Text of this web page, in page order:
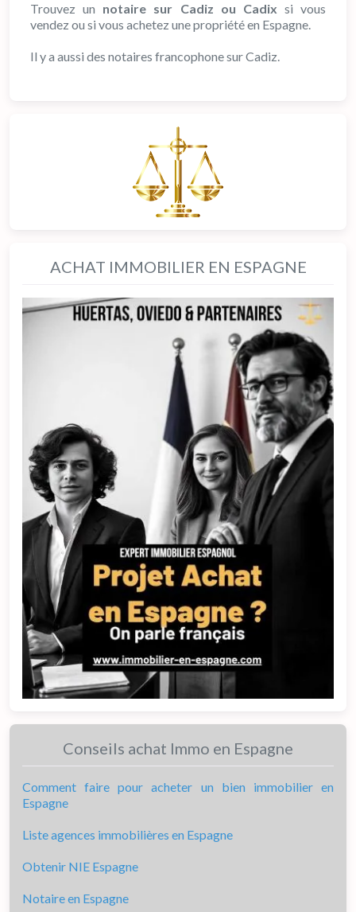
Trouvez un notaire sur Cadiz ou Cadix si vous
vendez ou si vous achetez une propriété en Espagne.
Il y a aussi des notaires francophone sur Cadiz.
ACHAT IMMOBILIER EN ESPAGNE
Conseils achat Immo en Espagne
Comment faire pour acheter un bien immobilier en
Espagne
Liste agences immobilières en Espagne
Obtenir NIE Espagne
Notaire en Espagne